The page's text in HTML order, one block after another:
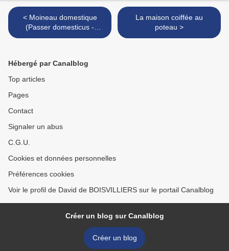
< Moineau domestique
(Passer domesticus -
House Sparrow)
La maison coiffée au
poteau >
Hébergé par Canalblog
Top articles
Pages
Contact
Signaler un abus
C.G.U.
Cookies et données personnelles
Préférences cookies
Voir le profil de David de BOISVILLIERS sur le portail Canalblog
Créer un blog sur Canalblog
Créer un blog